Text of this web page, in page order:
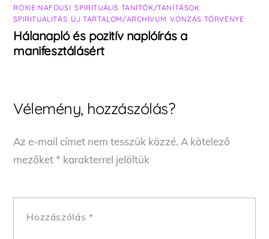
ROXIE NAFOUSI ,SPIRITUÁLIS TANÍTÓK/TANÍTÁSOK
SPIRITUALITÁS ÚJ TARTALOM/ARCHÍVUM ,VONZÁS TÖRVÉNYE
Hálanapló és pozitív naplóírás a
manifesztálásért
Vélemény, hozzászólás?
Az e-mail címet nem tesszük közzé. A kötelező
mezőket* karakterrel jelöltük
Hozzászólás *